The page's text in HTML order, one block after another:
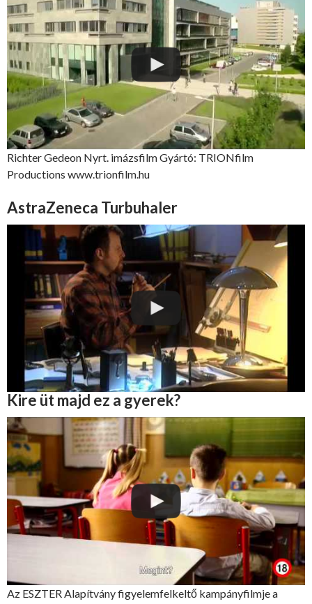
Richter Gedeon Nyrt. imázsfilm Gyártó: TRIONfilm
Productions www.trionfilm.hu
AstraZeneca Turbuhaler
Kire üt majd ez a gyerek?
Az ESZTER Alapítvány figyelemfelkeltő kampányfilmje a